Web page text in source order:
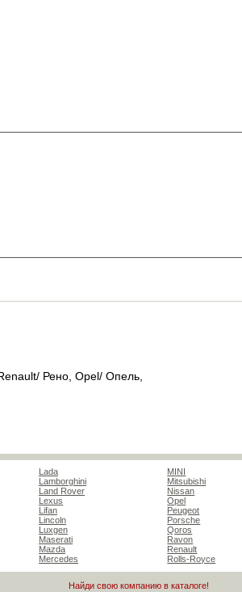
Рено, Opel/ Опель,
Lada
Lamborghini
Land Rover
Lexus
Lifan
Lincoln
Luxgen
Maserati
Mazda
Mercedes
MINI
Mitsubishi
Nissan
Opel
Peugeot
Porsche
Qoros
Ravon
Renault
Rolls-Royce
Найди свою компанию в каталоге!